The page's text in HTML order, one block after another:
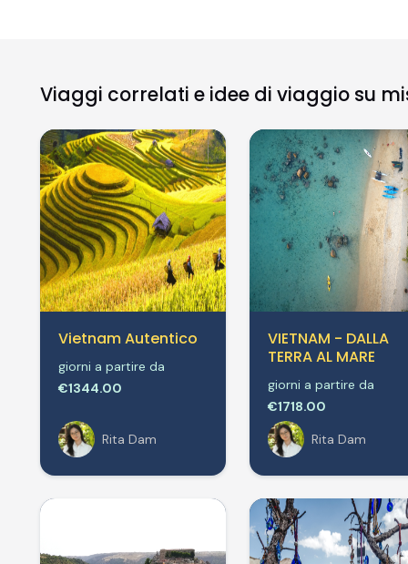
Viaggi correlati e idee di viaggio su
Vietnam Autentico
giorni a partire da
€1344.00
Rita Dam
VIETNAM - DALLA
TERRA AL MARE
giorni a partire da
€1718.00
Rita Dam